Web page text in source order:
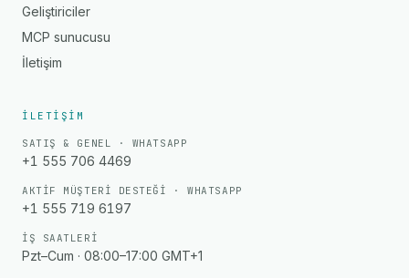
Geliştiriciler
MCP sunucusu
İletişim
İLETIŞIM
SATIŞ & GENEL · WHATSAPP
+1 555 706 4469
AKTIF MÜŞTERI DESTEĞI · WHATSAPP
+1 555 719 6197
İŞ SAATLERI
Pzt–Cum · 08:00–17:00 GMT+1